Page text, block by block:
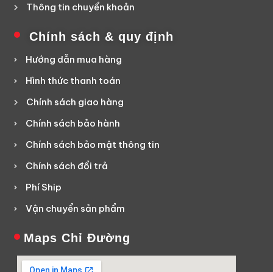
Thông tin chuyển khoản
Chính sách & quy định
Hướng dẫn mua hàng
Hình thức thanh toán
Chính sách giao hàng
Chính sách bảo hành
Chính sách bảo mật thông tin
Chính sách đổi trả
Phí Ship
Vận chuyển sản phẩm
Maps Chỉ Đường